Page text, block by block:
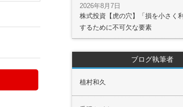
株式投資【虎の穴】「損を小さく
するために不可欠な要素
2026年8月7日
ブログ執筆者
植村和久